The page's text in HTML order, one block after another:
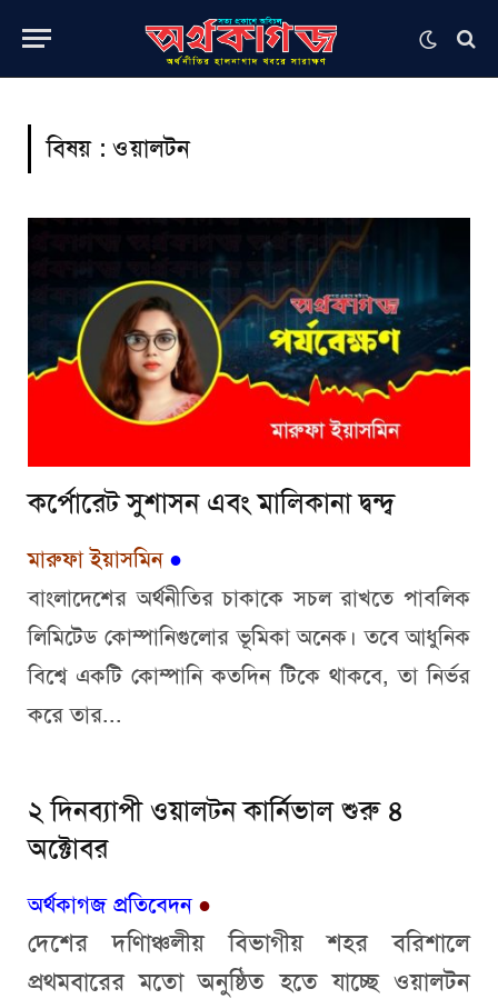
বিষয় :ওয়ালটন
কর্পোরেট সুশাসন এবং মালিকানা দ্বন্দ্ব
মারুফা ইয়াসমিন ●
বাংলাদেশের অর্থনীতির চাকাকে সচল রাখতে পাবলিক
লিমিটেড কোম্পানিগুলোর ভূমিকা অনেক। তবে আধুনিক
বিশ্বে একটি কোম্পানি কতদিন টিকে থাকবে, তা নির্ভর
করে তার...
২ দিনব্যাপী ওয়ালটন কার্নিভাল শুরু ৪
অক্টোবর
অর্থকাগজ প্রতিবেদন●
দেশের দণিাঞ্চলীয় বিভাগীয় শহর বরিশালে
প্রথমবারের মতো অনুষ্ঠিত হতে যাচ্ছে ওয়ালটন